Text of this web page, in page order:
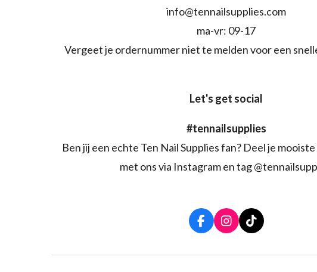
info@tennailsupplies.com
ma-vr: 09-17
Vergeet je ordernummer niet te melden voor een
Let's get social
#tennailsupplies
Ben jij een echte Ten Nail Supplies fan? Deel je
met ons via Instagram en tag
F
a
I
n
T
i